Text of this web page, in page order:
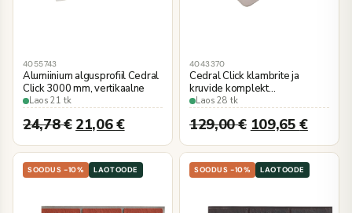
4055743
Alumiinium algusprofiil Cedral
Click 3000 mm, vertikaalne
Laos 21 tk
24,78€ 21,06€
4043370
Cedral Click klambrite ja
kruvide komplekt
puitkarkassile, 250 tk
Laos 28 tk
129,00€ 109,65€
SOODUS -10% LAOTOODE SOODUS -10% LAOTOODE